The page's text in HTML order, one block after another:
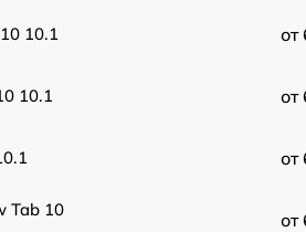
10.1 от
10.1 от
от
Tab 10
от